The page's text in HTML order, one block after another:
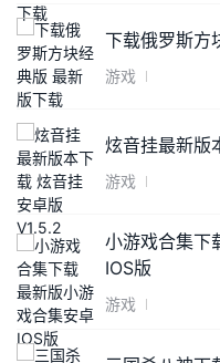
下载俄罗斯方
游戏
炫音挂最新版
游戏
小游戏合集下
IOS版
游戏